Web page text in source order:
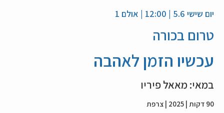
יום שישי 5.6 | 12:00 | אולם 1
טרום בכורה
עכשיו הזמן לאהבה
במאי: מאאל פיריו
90 דקות | 2025 | צרפת